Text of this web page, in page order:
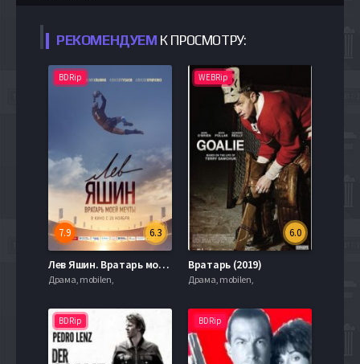
РЕКОМЕНДУЕМ К ПРОСМОТРУ:
BDRip
6.3
7.9
Лев Яшин. Вратарь моей мечты (2019)
Драма, mobilen,
WEBRip
6.0
Вратарь (2019)
Драма, mobilen,
BDRip BDRip